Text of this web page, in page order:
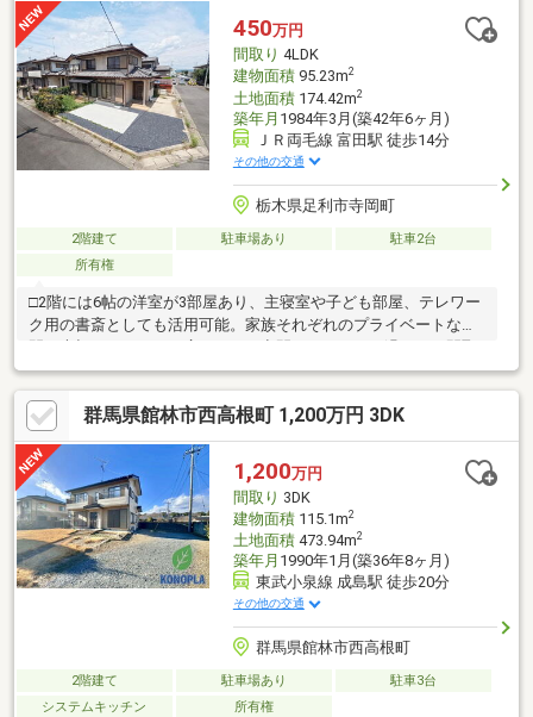
450万円
間取り 4LDK
建物面積95.23m2
土地面積174.42m2
築年月 1984年3月(築42年6ヶ月)
ＪＲ両毛線 富田駅 徒歩14分
その他の交通
栃木県足利市寺岡町
2階建て 駐車場あり
駐車2台
所有権
□2階には6帖の洋室が3部屋あり、主寝室や子ども部屋、テレワー
ク用の書斎としても活用可能。家族それぞれのプライベートな時
りです。□東側6.1m、南側4mの道路に面した角地のため、風通し
と陽当たりが良好です。10帖のLDや6帖の和室には心地よい自然
光が差し込み、休日は家族みんなで明るいリビングに集まって団
らんを楽しめます。□追い焚き機能付きのオートバスや温水洗浄
便座、独立洗面化粧台など、日々の暮らしを快適にする設備が充
実。浴室には窓があり換気もしやすく、ご家族みんながリフレッ
シュできる清潔感のある空間を保てます。
群馬県館林市西高根町 1,200万円 3DK
1,200万円
間取り 3DK
建物面積115.1m2
土地面積473.94m2
築年月 1990年1月(築36年8ヶ月)
東武小泉線 成島駅 徒歩20分
その他の交通
群馬県館林市西高根町
2階建て 駐車場あり
駐車3台
システムキッチン
所有権